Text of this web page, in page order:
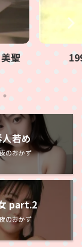
聖
人若め
のおかず
part.2
のおかず